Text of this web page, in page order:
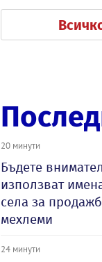
20 минути
Бъдете
използват
села за
мехлеми
24 минути